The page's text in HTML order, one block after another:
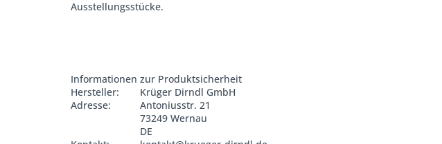
Ausstellungsstücke.
Informationen zur Produktsicherheit
Hersteller:
Krüger Dirndl GmbH
Adresse:
Antoniusstr. 21
73249 Wernau
DE